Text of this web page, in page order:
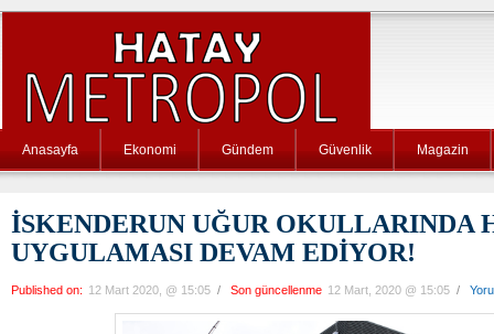
Anasayfa Ekonomi Gündem Güvenlik Magazin
İSKENDERUN UĞUR OKULLARINDA
UYGULAMASI DEVAM EDİYOR!
Published on: 12 Mart 2020, @ 15:05 / Son güncellenme 12 Mart, 2020 @ 15:05 /